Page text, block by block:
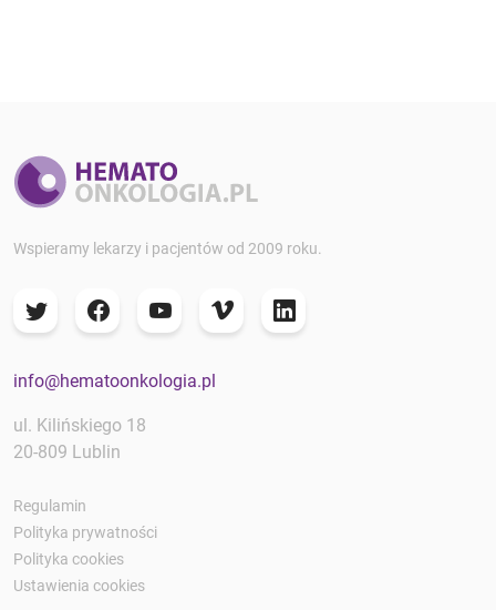
Wspieramy lekarzy i pacjentów od 2009 roku.
info@hematoonkologia.pl
ul. Kilińskiego 18
20-809 Lublin
Regulamin
Polityka prywatności
Polityka cookies
Ustawienia cookies